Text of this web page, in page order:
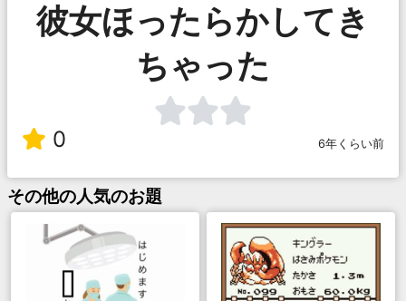
彼女ほったらかしてき
ちゃった
0 6年くらい前
その他の人気のお題